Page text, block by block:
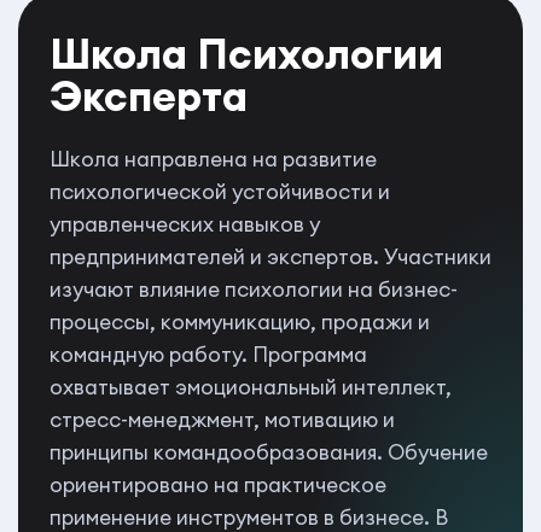
Школа Психологии
Эксперта
Школа направлена на развитие
психологической устойчивости и
управленческих навыков у
предпринимателей и экспертов. Участники
изучают влияние психологии на бизнес-
процессы, коммуникацию, продажи и
командную работу. Программа
охватывает эмоциональный интеллект,
стресс-менеджмент, мотивацию и
принципы командообразования. Обучение
ориентировано на практическое
применение инструментов в бизнесе. В